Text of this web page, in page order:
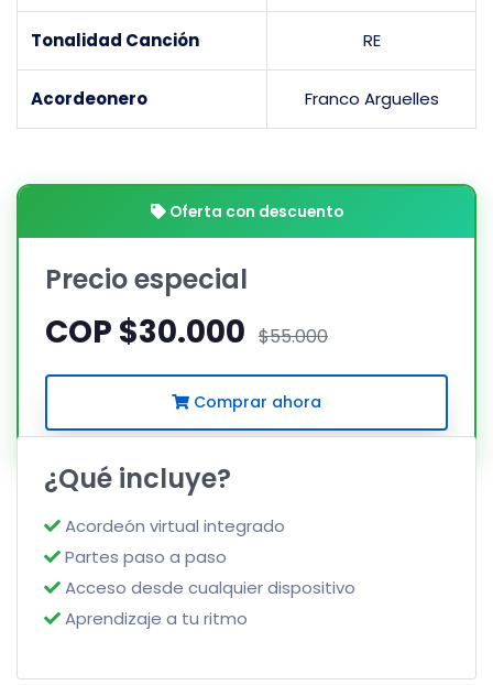
Tonalidad Canción RE
Acordeonero Franco Arguelles
Oferta con descuento
Precio especial
COP $30.000 $55.000
Comprar ahora
¿Qué incluye?
Acordeón virtual integrado
Partes paso a paso
Acceso desde cualquier dispositivo
Aprendizaje a tu ritmo